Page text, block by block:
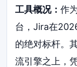
工具概况：作
台，Jira在
的绝对标杆。
流引擎之上，